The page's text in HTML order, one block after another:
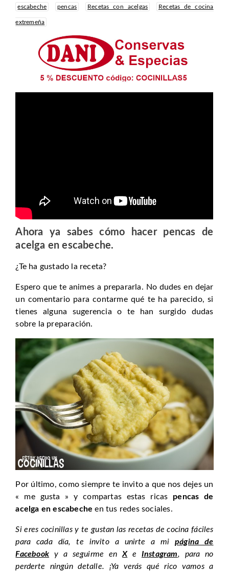
escabeche pencas Recetas con acelgas Recetas de cocina
extremeña
Ahora ya sabes cómo hacer pencas de
acelga en escabeche.
¿Te ha gustado la receta?
Espero que te animes a prepararla. No dudes en dejar
un comentario para contarme qué te ha parecido, si
tienes alguna sugerencia o te han surgido dudas
sobre la preparación.
Por último, como siempre te invito a que nos dejes un
« me gusta » y compartas estas ricas pencas de
acelga en escabeche en tus redes sociales.
Si eres cocinillas y te gustan las recetas de cocina fáciles
para cada día, te invito a unirte a mipágina de
Facebook y a seguirme enXe Instagram, para no
perderte ningún detalle. ¡Ya verás qué rico vamos a